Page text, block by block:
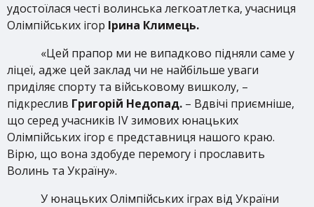
удостоїлася честі волинська легкоатлетка, учасниця
Олімпійських ігор Ірина Климець.
«Цей прапор ми не випадково підняли саме у
ліцеї, адже цей заклад чи не найбільше уваги
приділяє спорту та військовому вишколу, –
підкреслив Григорій Недопад. – Вдвічі приємніше,
що серед учасників ІV зимових юнацьких
Олімпійських ігор є представниця нашого краю.
Вірю, що вона здобуде перемогу і прославить
Волинь та Україну».
У юнацьких Олімпійських іграх від України